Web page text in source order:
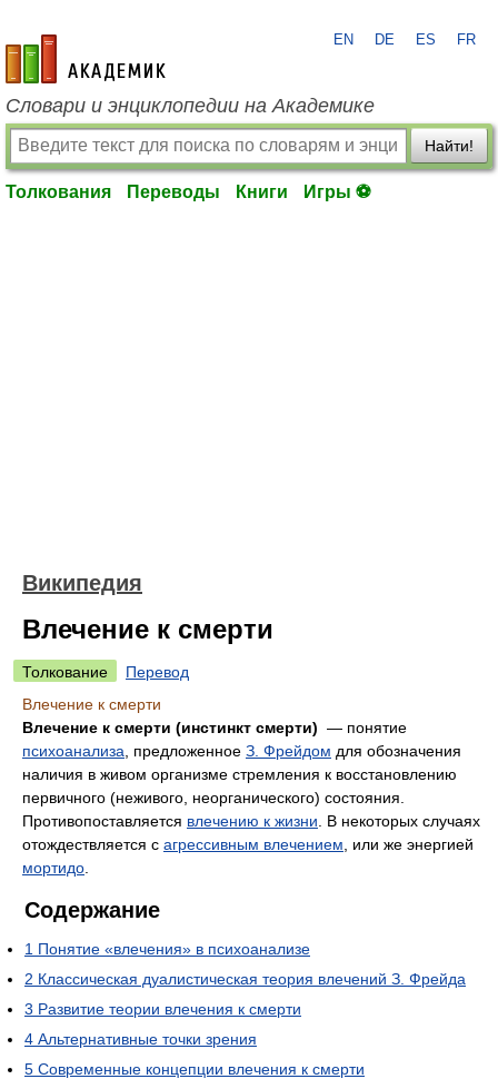
academic.ru
EN DE ES FR
Словари и энциклопедии на Академике
Найти!
Толкования Переводы Книги Игры ⚽
Википедия
Влечение к смерти
Толкование
Перевод
Влечение к смерти
Влечение к смерти (инстинкт смерти) — понятие
психоанализа , предложенное З. Фрейдом для обозначения
наличия в живом организме стремления к восстановлению
первичного (неживого, неорганического) состояния.
Противопоставляется влечению к жизни . В некоторых случаях
отождествляется с агрессивным влечением , или же энергией
мортидо
Содержание
1 Понятие «влечения» в психоанализе
2 Классическая дуалистическая теория влечений З. Фрейда
3 Развитие теории влечения к смерти
4 Альтернативные точки зрения
5 Современные концепции влечения к смерти